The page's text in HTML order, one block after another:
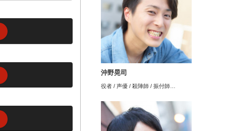
沖野晃司
役者 / 声優 / 殺陣師 / 振付師…